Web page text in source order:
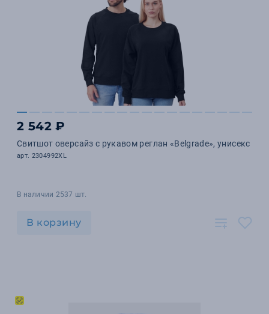
2 542 ₽
Свитшот оверсайз с рукавом реглан «Belgrade», унисекс
арт. 2304992XL
В наличии 2537 шт.
В корзину